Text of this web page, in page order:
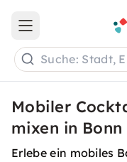
Open main menu
Suche: Stadt,
Mobiler
mixen in Bonn
Erlebe ein mobiles